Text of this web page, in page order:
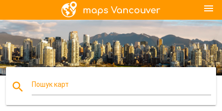
menu
search Пошук карт